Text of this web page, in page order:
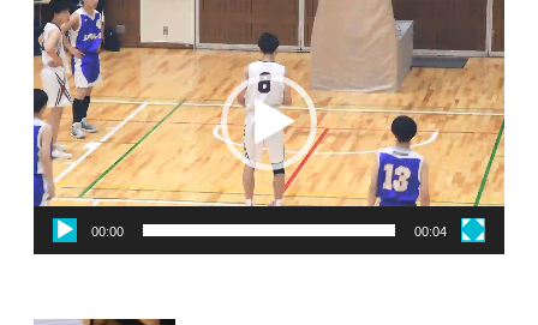
画
プ
レ
ー
ヤ
ー
00:00 00:04